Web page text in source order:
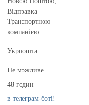
Відправка
Транспортною
компанією
Укрпошта
Не можливе
48 годин
в телеграм-боті!